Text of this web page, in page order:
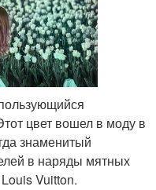
цвет вошел в моду в
знаменитый
в наряды мятных
Vuitton.